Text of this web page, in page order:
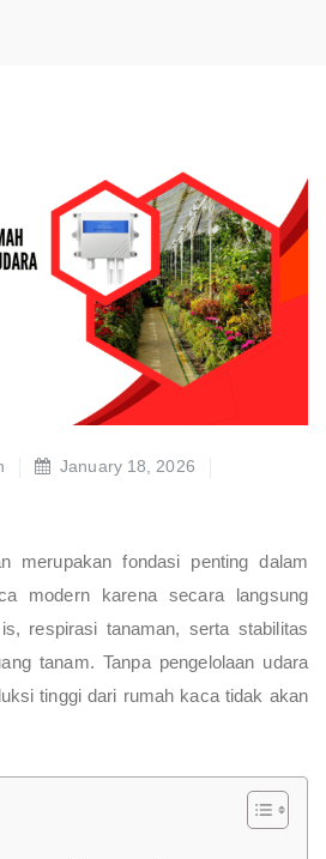
January 18, 2026
merupakan fondasi penting dalam
modern karena secara langsung
respirasi tanaman, serta stabilitas
tanam. Tanpa pengelolaan udara
tinggi dari rumah kaca tidak akan